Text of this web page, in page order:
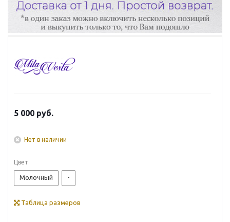
5 000 руб.
Нет в наличии
Цвет
Молочный -
Таблица размеров